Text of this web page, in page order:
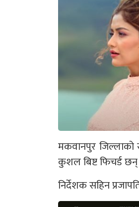
मकवानपुर जिल्लाको
कुशल बिष्ट फिचर्ड
निर्देशक सहिन